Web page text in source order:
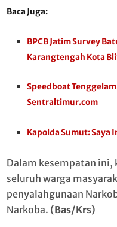
Baca Juga:
BPCB Jatim Survey
Karangtengah Kota
Speedboat
Sentraltimur.com
Kapolda Sumut: Saya
Dalam kesempatan ini,
seluruh warga
penyalahgunaan
Narkoba. (Bas/Krs)